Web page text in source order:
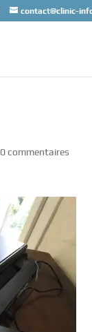
contact@clinic-
0 commentaires